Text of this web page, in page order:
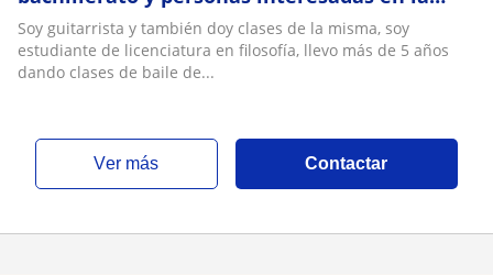
materia
Soy guitarrista y también doy clases de la misma, soy
estudiante de licenciatura en filosofía, llevo más de 5 años
dando clases de baile de...
ver más Contactar